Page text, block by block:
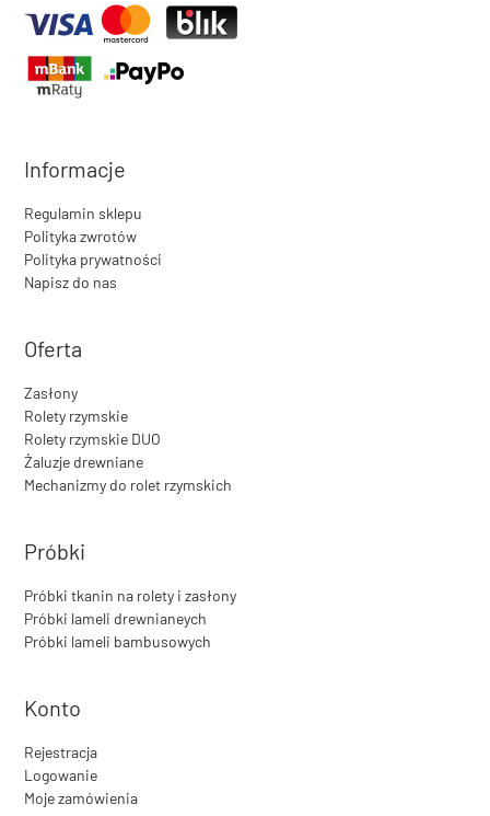
Informacje
Regulamin sklepu
Polityka zwrotów
Polityka prywatności
Napisz do nas
Oferta
Zasłony
Rolety rzymskie
Rolety rzymskie DUO
Żaluzje drewniane
Mechanizmy do rolet rzymskich
Próbki
Próbki tkanin na rolety i zasłony
Próbki lameli drewnianeych
Próbki lameli bambusowych
Konto
Rejestracja
Logowanie
Moje zamówienia